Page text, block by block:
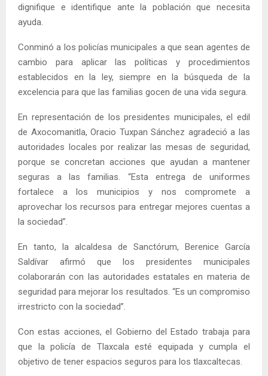
dignifique e identifique ante la población que necesita
ayuda.
Conminó a los policías municipales a que sean agentes de
cambio para aplicar las políticas y procedimientos
establecidos en la ley, siempre en la búsqueda de la
excelencia para que las familias gocen de una vida segura.
En representación de los presidentes municipales, el edil
de Axocomanitla, Oracio Tuxpan Sánchez agradeció a las
autoridades locales por realizar las mesas de seguridad,
porque se concretan acciones que ayudan a mantener
seguras a las familias. “Esta entrega de uniformes
fortalece a los municipios y nos compromete a
aprovechar los recursos para entregar mejores cuentas a
la sociedad”.
En tanto, la alcaldesa de Sanctórum, Berenice García
Saldívar afirmó que los presidentes municipales
colaborarán con las autoridades estatales en materia de
seguridad para mejorar los resultados. “Es un compromiso
irrestricto con la sociedad”.
Con estas acciones, el Gobierno del Estado trabaja para
que la policía de Tlaxcala esté equipada y cumpla el
objetivo de tener espacios seguros para los tlaxcaltecas.